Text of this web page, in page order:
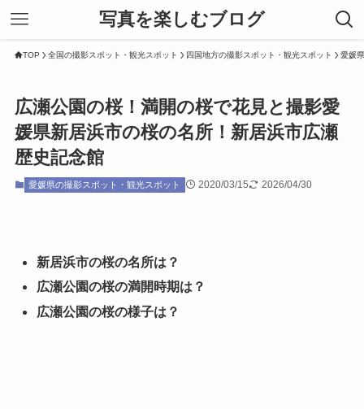
写真を楽しむブログ
TOP 全国の撮影スポット・観光スポット 四国地方の撮影スポット・観光スポット 愛媛
広瀬公園の桜！満開の桜で花見と撮影愛
媛県新居浜市の桜の名所！新居浜市広瀬
歴史記念館
愛媛県の撮影スポット・観光スポット 2020/03/15 2026/04/30
新居浜市の桜の名所は？
広瀬公園の桜の満開時期は？
広瀬公園の桜の様子は？